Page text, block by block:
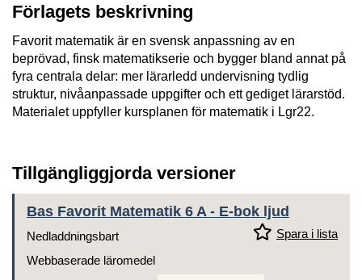
Förlagets beskrivning
Favorit matematik är en svensk anpassning av en
beprövad, finsk matematikserie och bygger bland annat på
fyra centrala delar: mer lärarledd undervisning tydlig
struktur, nivåanpassade uppgifter och ett gediget lärarstöd.
Materialet uppfyller kursplanen för matematik i Lgr22.
Tillgängliggjorda versioner
Bas Favorit Matematik 6 A - E-bok ljud
Spara i lista
Nedladdningsbart
Webbaserade läromedel